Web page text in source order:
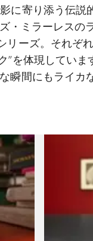
に寄り添う伝説
・ミラーレスの
リーズ。それぞ
”を体現してい
瞬間にもライカ